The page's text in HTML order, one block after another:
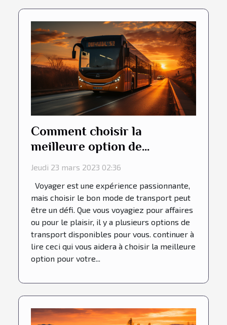
Comment choisir la
meilleure option de
transport pour votre
Jeudi 23 mars 2023 02:36
Voyager est une expérience passionnante,
mais choisir le bon mode de transport peut
être un défi. Que vous voyagiez pour affaires
ou pour le plaisir, il y a plusieurs options de
transport disponibles pour vous. continuer à
lire ceci qui vous aidera à choisir la meilleure
option pour votre...